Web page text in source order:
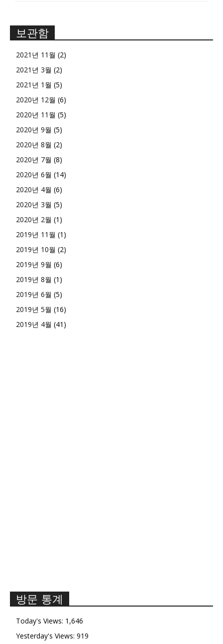
보관함
2021년 11월 (2)
2021년 3월 (2)
2021년 1월 (5)
2020년 12월 (6)
2020년 11월 (5)
2020년 9월 (5)
2020년 8월 (2)
2020년 7월 (8)
2020년 6월 (14)
2020년 4월 (6)
2020년 3월 (5)
2020년 2월 (1)
2019년 11월 (1)
2019년 10월 (2)
2019년 9월 (6)
2019년 8월 (1)
2019년 6월 (5)
2019년 5월 (16)
2019년 4월 (41)
방문 통계
Today's Views: 1,646
Yesterday's Views: 919